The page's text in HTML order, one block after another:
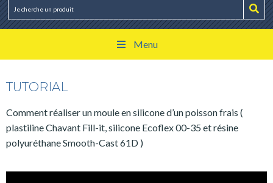
Menu
TUTORIAL
Comment réaliser un moule en silicone d’un poisson frais (
plastiline Chavant Fill-it, silicone Ecoflex 00-35 et résine
polyuréthane Smooth-Cast 61D )